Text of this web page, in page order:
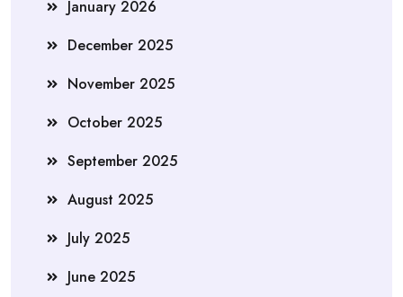
January 2026
December 2025
November 2025
October 2025
September 2025
August 2025
July 2025
June 2025